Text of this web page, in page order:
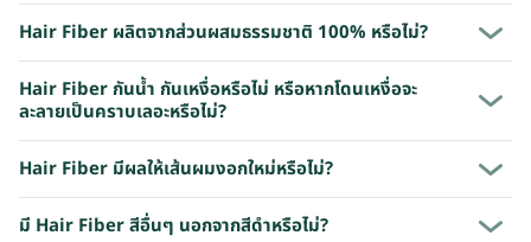
Hair Fiber ผลิตจากส่วนผสมธรรมชาติ 100% หรือไม่?
Hair Fiber กันน้ำ กันเหงื่อหรือไม่ หรือหากโดนเหงื่อจะ
ละลายเป็นคราบเลอะหรือไม่?
Hair Fiber มีผลให้เส้นผมงอกใหม่หรือไม่?
มี Hair Fiber สีอื่นๆ นอกจากสีดำหรือไม่?